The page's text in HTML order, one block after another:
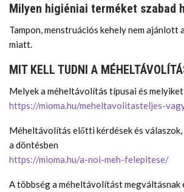
Milyen higiéniai terméket szabad
Tampon, menstruációs kehely nem ajánlott
miatt.
MIT KELL TUDNI A
Melyek a méheltávolítás típusai és
https://mioma.hu/meheltavolitasteljes-
Méheltávolítás előtti kérdések és
a döntésben
https://mioma.hu/a-noi-meh-felepitese/
A többség a méheltávolítást megváltásnak